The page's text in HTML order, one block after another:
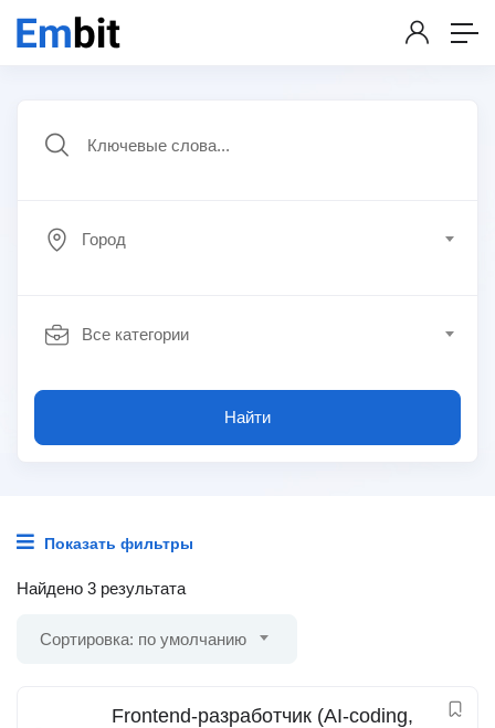
Город
Все категории
Найти
Показать фильтры
Найдено 3 результата
Сортировка: по умолчанию
Frontend-разработчик (AI-coding,